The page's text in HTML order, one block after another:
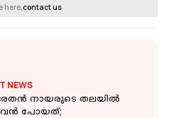
here,contact us
NEWS
നായരുടെ തലയിൽ
പോയത്;